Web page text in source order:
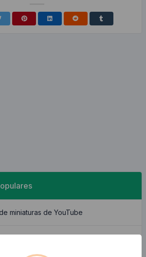
miniaturas de YouTube